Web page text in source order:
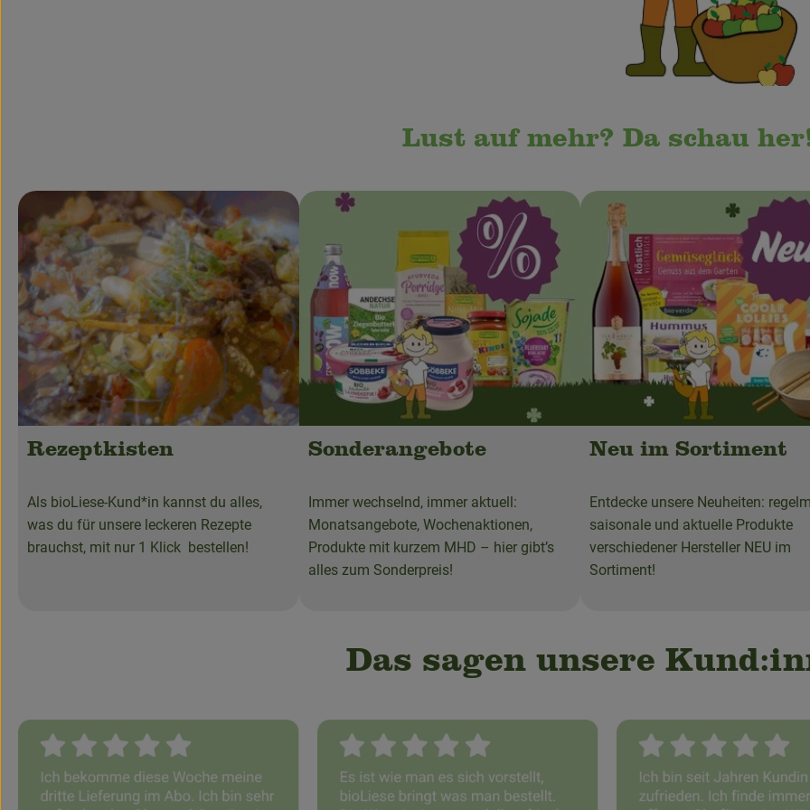
Lust auf mehr? Da schau
Rezeptkisten
Als bioLiese-Kund*in kannst du alles,
was du für unsere leckeren Rezepte
brauchst, mit nur 1 Klick bestellen!
Sonderangebote
Immer wechselnd, immer aktuell:
Monatsangebote, Wochenaktionen,
Produkte mit kurzem MHD – hier gibt’s
alles zum Sonderpreis!
Neu im Sortiment
Entdecke unsere Neuheiten:
saisonale und aktuelle Produkte
verschiedener Hersteller NEU im
Sortiment!
Das sagen unsere